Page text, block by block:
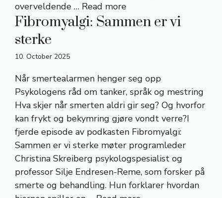
overveldende … Read more
Fibromyalgi: Sammen er vi
sterke
10. October 2025
Når smertealarmen henger seg opp
Psykologens råd om tanker, språk og mestring
Hva skjer når smerten aldri gir seg? Og hvorfor
kan frykt og bekymring gjøre vondt verre?I
fjerde episode av podkasten Fibromyalgi:
Sammen er vi sterke møter programleder
Christina Skreiberg psykologspesialist og
professor Silje Endresen-Reme, som forsker på
smerte og behandling. Hun forklarer hvordan